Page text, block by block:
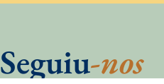
Seguiu-nos